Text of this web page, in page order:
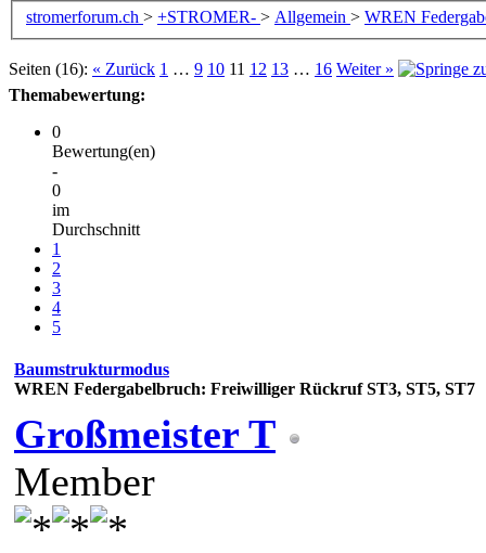
stromerforum.ch > +STROMER- > Allgemein > WREN
Seiten (16): « Zurück 1 … 9 10 11 12 13 … 16 Weiter »
Themabewertung:
0
Bewertung(en)
-
0
im
Durchschnitt
1
2
3
4
5
Baumstrukturmodus
WREN Federgabelbruch: Freiwilliger Rückruf ST3, ST5, ST7
Großmeister T
Member